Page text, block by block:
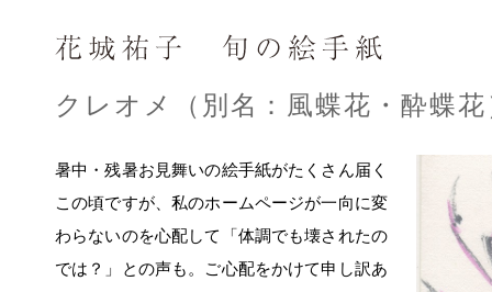
クレオメ（別名：風蝶花・酔蝶花
暑中・残暑お見舞いの絵手紙がたくさん届く
この頃ですが、私のホームページが一向に変
わらないのを心配して「体調でも壊されたの
では？」との声も。ご心配をかけて申し訳あ